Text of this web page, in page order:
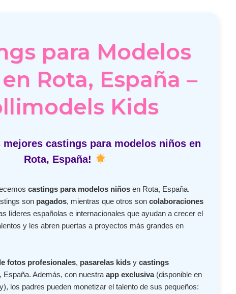
para Modelos
Rota, España –
Kids
mejores castings para modelos niños en
Rota, España!
castings para modelos niñosen Rota, España.
son pagados, mientras que otros son colaboraciones
líderes españolas e internacionales que ayudan a crecer el
y les abren puertas a proyectos más grandes en
fotos profesionales, pasarelas kidsy castings
España. Además, con nuestra app exclusiva(disponible en
los padres pueden monetizar el talento de sus pequeños: